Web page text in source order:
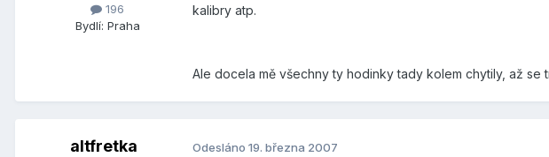
196
Bydlí: Praha
kalibry atp.
Ale docela mě všechny ty hodinky tady kolem chytily, až
altfretka Odesláno 19. března 2007